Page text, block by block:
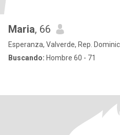
Maria, 66
Esperanza, Valverde, Rep.
Buscando: Hombre 60 - 71